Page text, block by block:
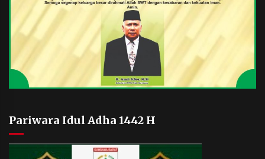
Pariwara Idul Adha 1442 H